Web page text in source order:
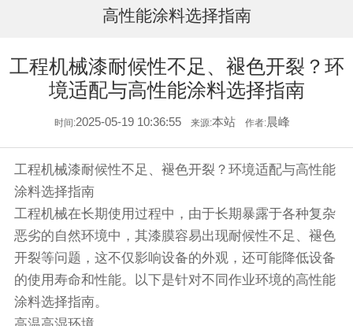
高性能涂料选择指南
工程机械漆耐候性不足、褪色开裂？环
境适配与高性能涂料选择指南
时间:2025-05-19 10:36:55 来源:本站 作者:晨峰
工程机械漆耐候性不足、褪色开裂？环境适配与高性能
涂料选择指南
工程机械在长期使用过程中，由于长期暴露于各种复杂
恶劣的自然环境中，其漆膜容易出现耐候性不足、褪色
开裂等问题，这不仅影响设备的外观，还可能降低设备
的使用寿命和性能。以下是针对不同作业环境的高性能
涂料选择指南。